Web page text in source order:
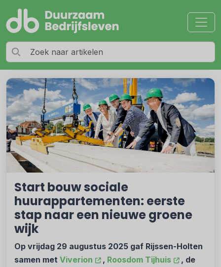
Start bouw sociale
huurappartementen: eerste
stap naar een nieuwe groene
wijk
Op vrijdag 29 augustus 2025 gaf Rijssen-Holten
samen met Viverion , Roosdom Tijhuis
, de